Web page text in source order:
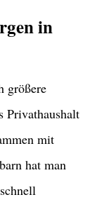
in
größere
Privathaushalt
mit
hat man